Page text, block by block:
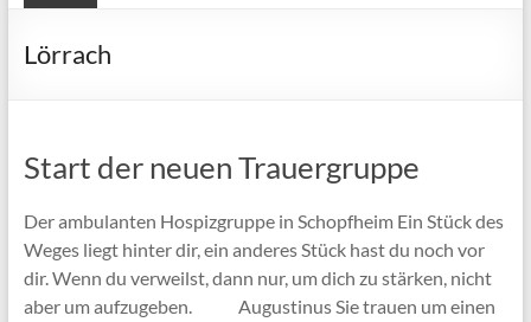
Lörrach
Start der neuen Trauergruppe
Der ambulanten Hospizgruppe in Schopfheim Ein Stück des
Weges liegt hinter dir, ein anderes Stück hast du noch vor
dir. Wenn du verweilst, dann nur, um dich zu stärken, nicht
aber um aufzugeben. Augustinus Sie trauen um einen